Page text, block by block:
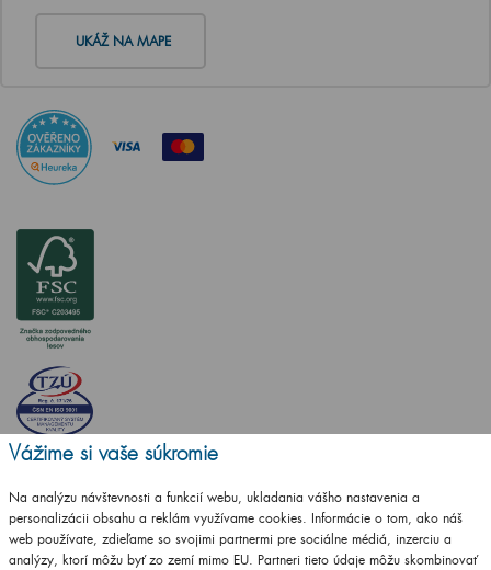
UKÁŽ NA MAPE
Vážime si vaše súkromie
Na analýzu návštevnosti a funkcií webu, ukladania vášho nastavenia a
personalizácii obsahu a reklám využívame cookies. Informácie o tom, ako náš
web používate, zdieľame so svojimi partnermi pre sociálne médiá, inzerciu a
analýzy, ktorí môžu byť zo zemí mimo EU. Partneri tieto údaje môžu skombinovať